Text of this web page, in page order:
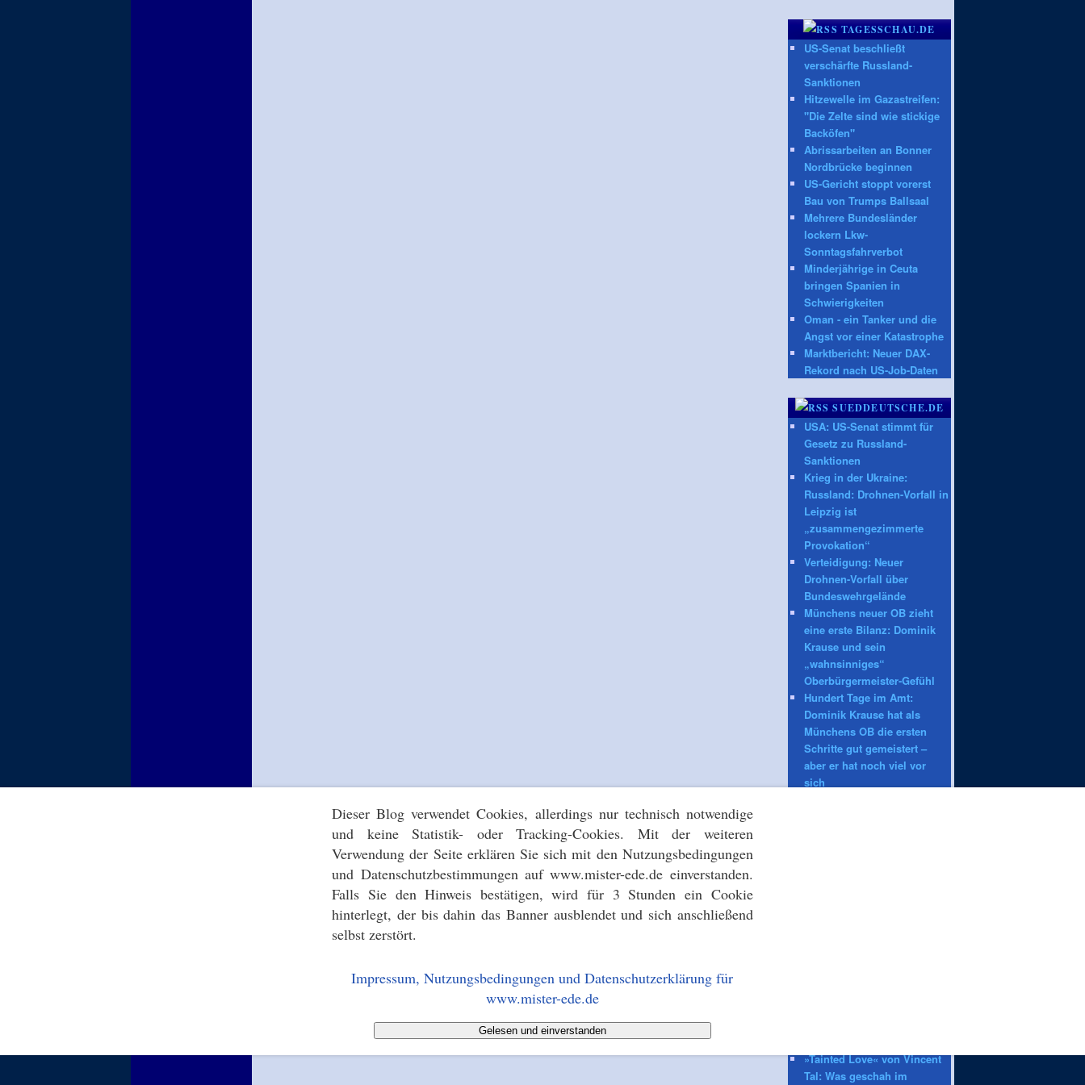
Dieser Blog verwendet Cookies, allerdings nur technisch notwendige
und keine Statistik- oder Tracking-Cookies. Mit der weiteren
Verwendung der Seite erklären Sie sich mit den Nutzungsbedingungen
und Datenschutzbestimmungen auf www.mister-ede.de einverstanden.
Falls Sie den Hinweis bestätigen, wird für 3 Stunden ein Cookie
hinterlegt, der bis dahin das Banner ausblendet und sich anschließend
selbst zerstört.
Impressum, Nutzungsbedingungen und Datenschutzerklärung für
www.mister-ede.de
Gelesen und einverstanden
TAGESSCHAU.DE
US-Senat beschließt
verschärfte Russland-
Sanktionen
Hitzewelle im Gazastreifen:
"Die Zelte sind wie stickige
Backöfen"
Abrissarbeiten an Bonner
Nordbrücke beginnen
US-Gericht stoppt vorerst
Bau von Trumps Ballsaal
Mehrere Bundesländer
lockern Lkw-
Sonntagsfahrverbot
Minderjährige in Ceuta
bringen Spanien in
Schwierigkeiten
Oman - ein Tanker und die
Angst vor einer Katastrophe
Marktbericht: Neuer DAX-
Rekord nach US-Job-Daten
SUEDDEUTSCHE.DE
USA: US-Senat stimmt für
Gesetz zu Russland-
Sanktionen
Krieg in der Ukraine:
Russland: Drohnen-Vorfall in
Leipzig ist
„zusammengezimmerte
Provokation“
Verteidigung: Neuer
Drohnen-Vorfall über
Bundeswehrgelände
Münchens neuer OB zieht
eine erste Bilanz: Dominik
Krause und sein
„wahnsinniges“
Oberbürgermeister-Gefühl
Hundert Tage im Amt:
Dominik Krause hat als
Münchens OB die ersten
Schritte gut gemeistert –
aber er hat noch viel vor
sich
»Tainted Love« von Vincent
Tal: Was geschah im